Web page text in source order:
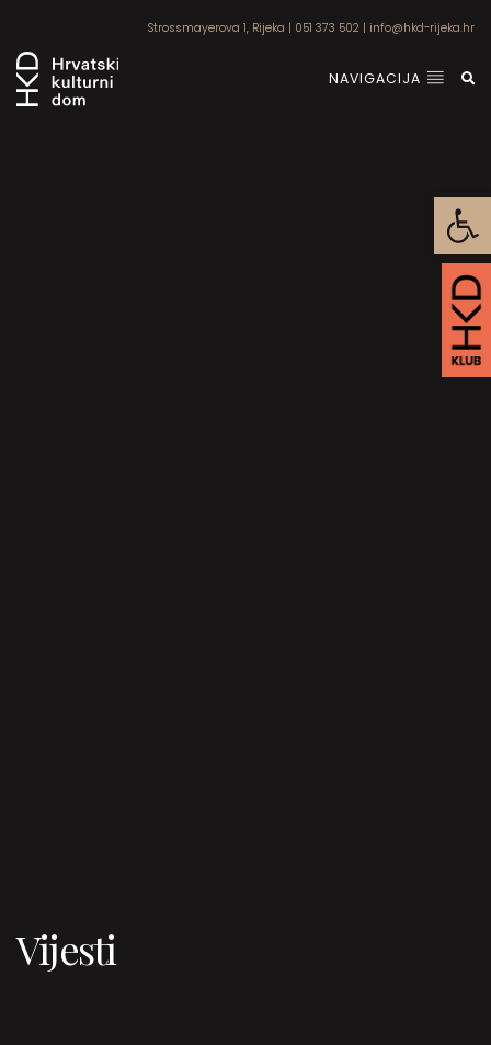
Strossmayerova 1, Rijeka | 051 373 502 | info@hkd-rijeka.hr
NAVIGACIJA
Vijesti